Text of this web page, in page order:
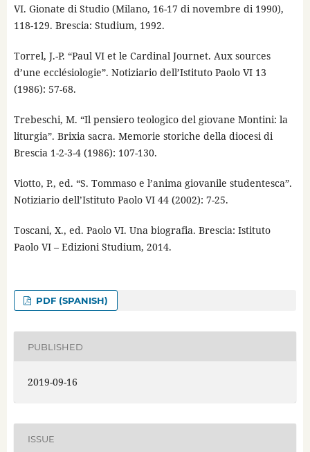
VI. Gionate di Studio (Milano, 16-17 di novembre di 1990),
118-129. Brescia: Studium, 1992.
Torrel, J.-P. “Paul VI et le Cardinal Journet. Aux sources
d’une ecclésiologie”. Notiziario dell’Istituto Paolo VI 13
(1986): 57-68.
Trebeschi, M. “Il pensiero teologico del giovane Montini: la
liturgia”. Brixia sacra. Memorie storiche della diocesi di
Brescia 1-2-3-4 (1986): 107-130.
Viotto, P., ed. “S. Tommaso e l’anima giovanile studentesca”.
Notiziario dell’Istituto Paolo VI 44 (2002): 7-25.
Toscani, X., ed. Paolo VI. Una biografia. Brescia: Istituto
Paolo VI – Edizioni Studium, 2014.
PDF (SPANISH)
PUBLISHED
2019-09-16
ISSUE